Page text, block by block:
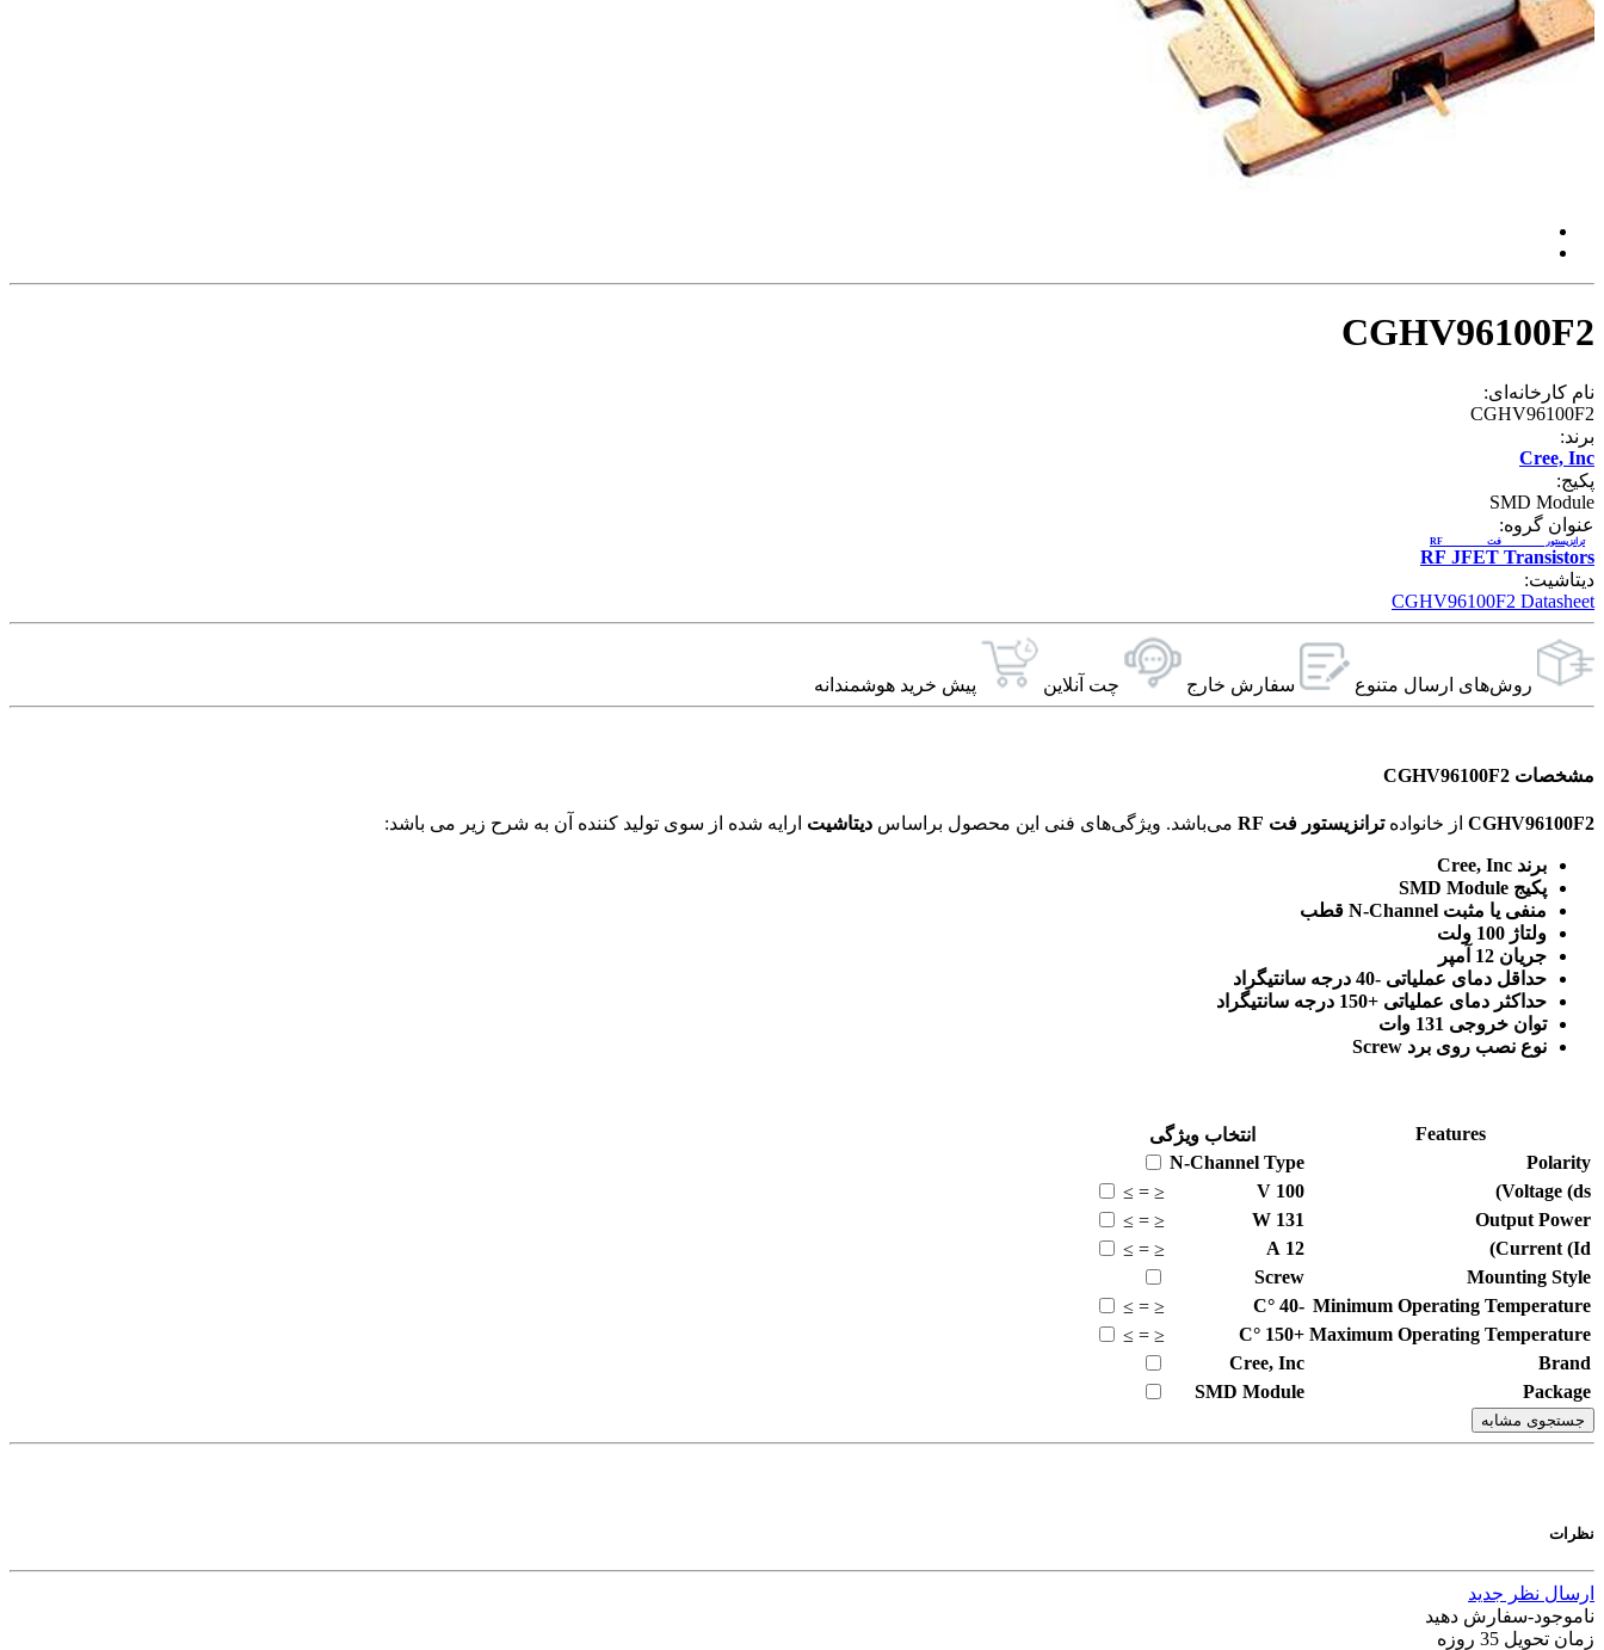
CGHV96100F2
نام کارخانه‌ای:
CGHV96100F2
برند:
Cree, Inc
پکیج:
SMD Module
عنوان گروه:
RF JFET Transistors
ترانزیستور فت RF
دیتاشیت:
CGHV96100F2 Datasheet
روش‌های ارسال‌ متنوع سفارش خارج چت آنلاین پیش خرید هوشمندانه
مشخصات CGHV96100F2
CGHV96100F2 از خانوادهترانزیستور فت RF دیتاشیت ارایه شده از سوی تولید کننده آن به شرح زیر می باشد:
برند Cree, Inc
پکیج SMD Module
منفی یا مثبت N-Channel قطب
ولتاژ 100 ولت
جریان 12 آمپر
حداقل دمای عملیاتی -40 درجه سانتیگراد
حداکثر دمای عملیاتی +150 درجه سانتیگراد
توان خروجی 131 وات
نوع نصب روی برد Screw
Features
انتخاب ویژگی
Polarity
N-Channel Type
Voltage (ds)
100
V
≤
=
≥
Output Power
131
W
≤
=
≥
Current (Id)
12
A
≤
=
≥
Mounting Style
Screw
Minimum Operating Temperature
-40
°C
≤
=
≥
Maximum Operating Temperature
+150
°C
≤
=
≥
Brand
Cree, Inc
Package
SMD Module
جستجوی مشابه
نظرات
ارسال نظر جدید
ناموجود-سفارش دهید
زمان تحویل 35 روزه